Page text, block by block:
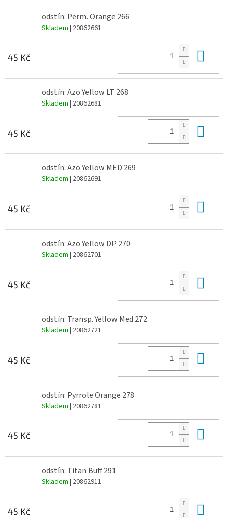
odstín: Perm. Orange 266
Skladem | 20862661
45 Kč
odstín: Azo Yellow LT 268
Skladem | 20862681
45 Kč
odstín: Azo Yellow MED 269
Skladem | 20862691
45 Kč
odstín: Azo Yellow DP 270
Skladem | 20862701
45 Kč
odstín: Transp. Yellow Med 272
Skladem | 20862721
45 Kč
odstín: Pyrrole Orange 278
Skladem | 20862781
45 Kč
odstín: Titan Buff 291
Skladem | 20862911
45 Kč